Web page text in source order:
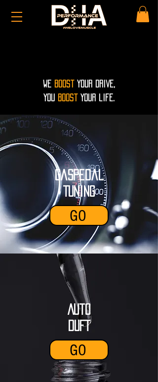
WE Boost
your drive,
you
boost your life.
Gaspedal
Tuning
GO
Auto
DUFT
GO